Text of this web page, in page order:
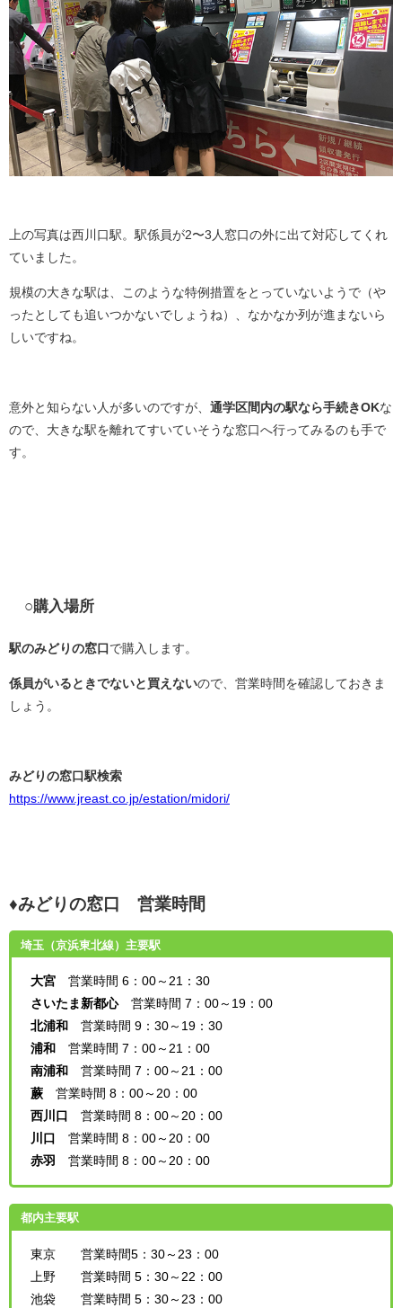
上の写真は西川口駅。駅係員が2〜3人窓口の外に出て対応してくれ
ていました。
規模の大きな駅は、このような特例措置をとっていないようで（や
ったとしても追いつかないでしょうね）、なかなか列が進まないら
しいですね。
意外と知らない人が多いのですが、 通学区間内の駅なら手続きOKな
ので、大きな駅を離れてすいていそうな窓口へ行ってみるのも手で
す。
○購入場所
駅のみどりの窓口 で購入します。
係員がいるときでないと買えないので、営業時間を確認しておきま
しょう。
みどりの窓口駅検索
https://www.jreast.co.jp/estation/midori/
♦みどりの窓口 営業時間
埼玉（京浜東北線）主要駅
大宮 営業時間 6：00～21：30
さいたま新都心営業時間 7：00～19：00
北浦和
営業時間 9：30～19：30
浦和
営業時間 7：00～21：00
南浦和
営業時間 7：00～21：00
蕨 営業時間 8：00～20：00
西川口
営業時間 8：00～20：00
川口
営業時間 8：00～20：00
赤羽
営業時間 8：00～20：00
都内主要駅
東京 営業時間5：30～23：00
上野 営業時間 5：30～22：00
池袋 営業時間 5：30～23：00